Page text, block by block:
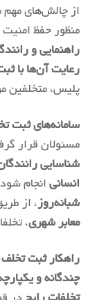
از چالش‌های
منظور حفظ امنیت
راهنمایی و
رعایت آن‌ها با
پلیس، متخلفین
سامانه‌های ثبت
مسئولان قرار
شناسایی
انسانی انجام
شبانه‌روز، از
معابر شهری،
راهکار ثبت
چندگانه و